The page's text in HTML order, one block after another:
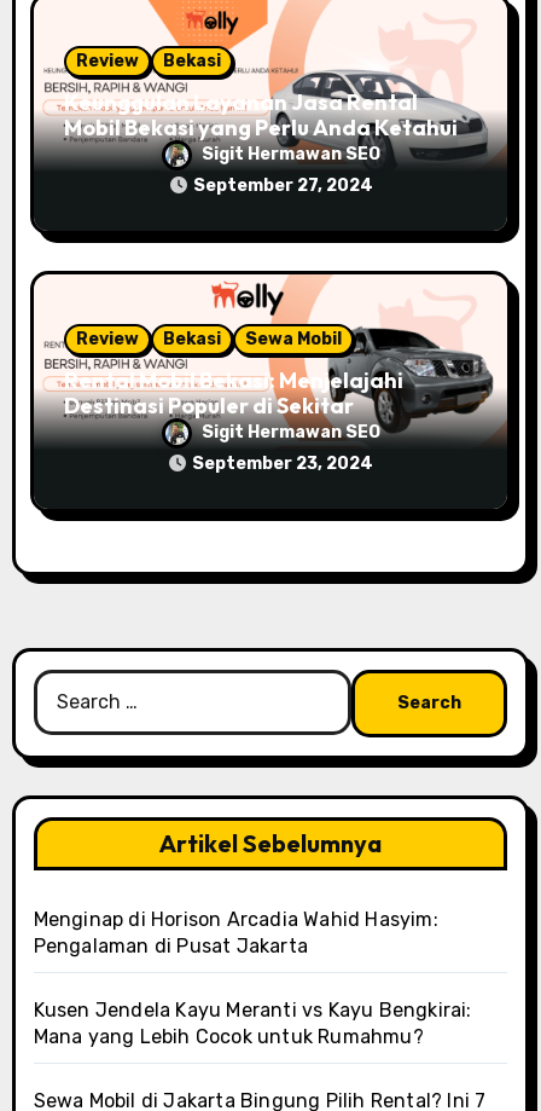
Review Bekasi
Keunggulan Layanan Jasa Rental
Mobil Bekasi yang Perlu Anda Ketahui
Sigit Hermawan SEO
September 27, 2024
Review Bekasi Sewa Mobil
Rental Mobil Bekasi: Menjelajahi
Destinasi Populer di Sekitar
Sigit Hermawan SEO
September 23, 2024
Search
for:
Artikel Sebelumnya
Menginap di Horison Arcadia Wahid Hasyim:
Pengalaman di Pusat Jakarta
Kusen Jendela Kayu Meranti vs Kayu Bengkirai:
Mana yang Lebih Cocok untuk Rumahmu?
Sewa Mobil di Jakarta Bingung Pilih Rental? Ini 7